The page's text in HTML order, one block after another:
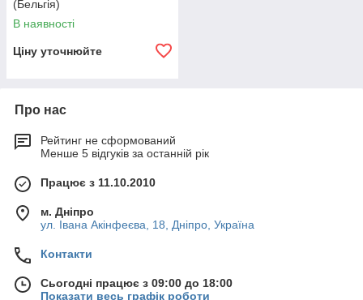
(Бельгія)
В наявності
Ціну уточнюйте
Про нас
Рейтинг не сформований
Менше 5 відгуків за останній рік
Працює з 11.10.2010
м. Дніпро
ул. Івана Акінфеєва, 18, Дніпро, Україна
Контакти
Сьогодні працює з 09:00 до 18:00
Показати весь графік роботи